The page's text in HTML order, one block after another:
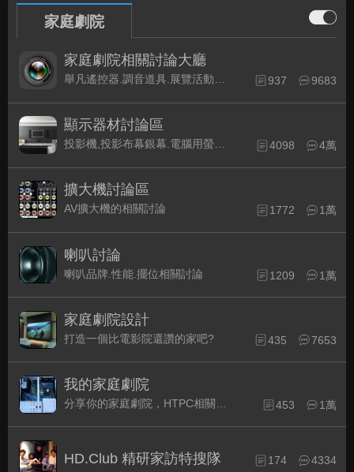
家庭劇院
家庭劇院相關討論大廳
937 9683
顯示器材討論區
4098 4萬
擴大機討論區
AV擴大機的相關討論 1772 1萬
喇叭討論
喇叭品牌.性能.擺位相關討論 1209 1萬
家庭劇院設計
打造一個比電影院還讚的家吧? 435 7653
我的家庭劇院
453 1萬
HD.Club 精研家訪特搜隊 174 4334